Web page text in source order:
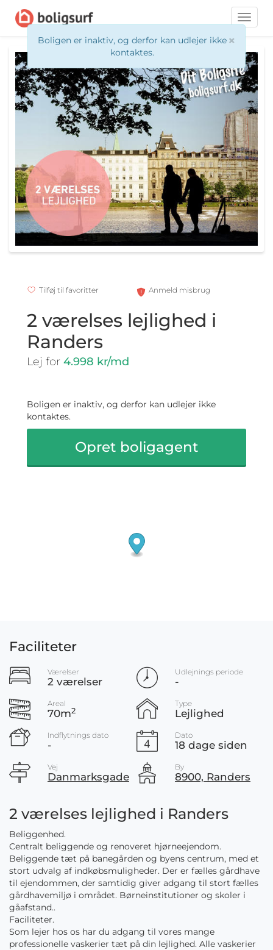
Toggle
×
Boligen er inaktiv, og derfor kan udlejer ikke
kontaktes.
Tilføj til favoritter Anmeld misbrug
2 værelses lejlighed i
Randers
Lej for 4.998 kr/md
Boligen er inaktiv, og derfor kan udlejer ikke
kontaktes.
Opret boligagent
Faciliteter
Værelser
2 værelser
Udlejnings periode
-
Areal
70m2
Type
Lejlighed
Indflytnings dato
-
Dato
18 dage siden
Vej
Danmarksgade
By
8900, Randers
2 værelses lejlighed i Randers
Beliggenhed.
Centralt beliggende og renoveret hjørneejendom.
Beliggende tæt på banegården og byens centrum, med et
stort udvalg af indkøbsmuligheder. Der er fælles gårdhave
til ejendommen, der samtidig giver adgang til stort fælles
gårdhavemiljø i området. Børneinstitutioner og skoler i
gåafstand..
Faciliteter.
Som lejer hos os har du adgang til vores mange
professionelle vaskerier tæt på din lejlighed. Alle vaskerier